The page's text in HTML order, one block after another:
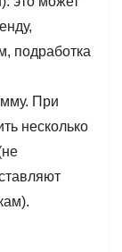
подработка
При
несколько